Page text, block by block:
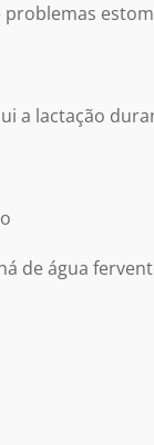
a lactação
de água